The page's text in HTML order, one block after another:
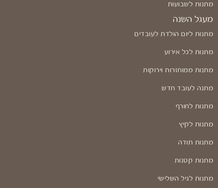
מתנות לשבועות
מעגל השנה
מתנות ליום הולדת לעובדים
מתנות לכל אירוע
מתנות ממוחזרות וירוקות
מתנה לעובד חדש
מתנות לחורף
מתנות לקיץ
מתנות תודה
מתנות קטנות
מתנות לגיל השלישי